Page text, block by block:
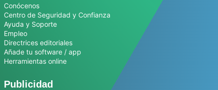
Conócenos
Centro de Seguridad y Confianza
Ayuda y Soporte
Empleo
Directrices editoriales
Añade tu software / app
Herramientas online
Publicidad